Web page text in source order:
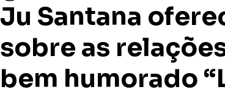
Ju Santana
sobre as
bem humorado